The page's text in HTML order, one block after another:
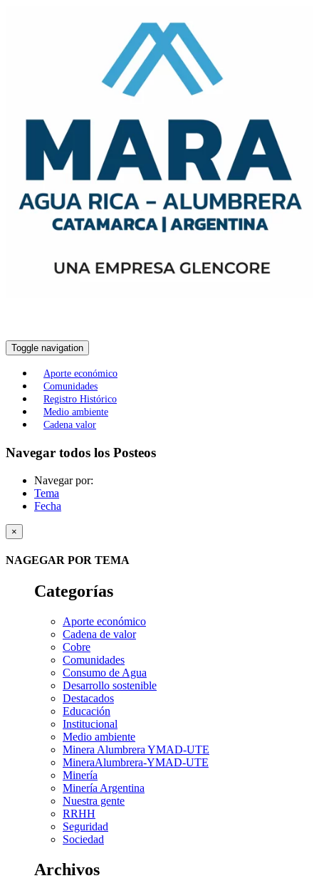
Toggle navigation
Aporte económico
Comunidades
Registro Histórico
Medio ambiente
Cadena valor
Navegar todos los Posteos
Navegar por:
Tema
Fecha
×
NAGEGAR POR TEMA
Categorías
Aporte económico
Cadena de valor
Cobre
Comunidades
Consumo de Agua
Desarrollo sostenible
Destacados
Educación
Institucional
Medio ambiente
Minera Alumbrera YMAD-UTE
MineraAlumbrera-YMAD-UTE
Minería
Minería Argentina
Nuestra gente
RRHH
Seguridad
Sociedad
Archivos